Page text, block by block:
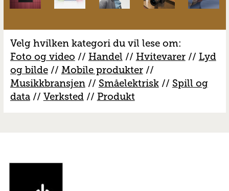
Velg hvilken kategori du vil lese om:
Foto og video // Handel // Hvitevarer// Lyd
og bilde// Mobile produkter//
Musikkbransjen// Småelektrisk// Spill og
data// Verksted// Produkt